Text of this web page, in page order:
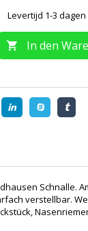
Levertijd 1-3 dagen
 In den
Schnalle.
verstellbar.